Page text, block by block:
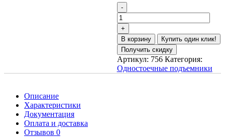
В корзину
Купить один клик!
Получить скидку
Артикул: 756 Категория:
Одностоечные подъемники
Описание
Характеристики
Документация
Оплата и доставка
Отзывов 0